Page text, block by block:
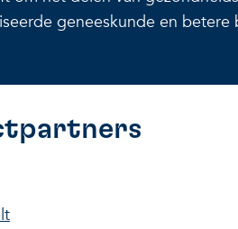
geneeskunde en